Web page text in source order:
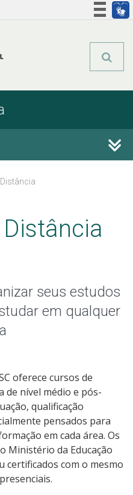
seus estudos
em qualquer
oferece cursos de
de nível médio e pós-
qualificação
pensados para
em cada área. Os
Ministério da Educação
certificados com o mesmo